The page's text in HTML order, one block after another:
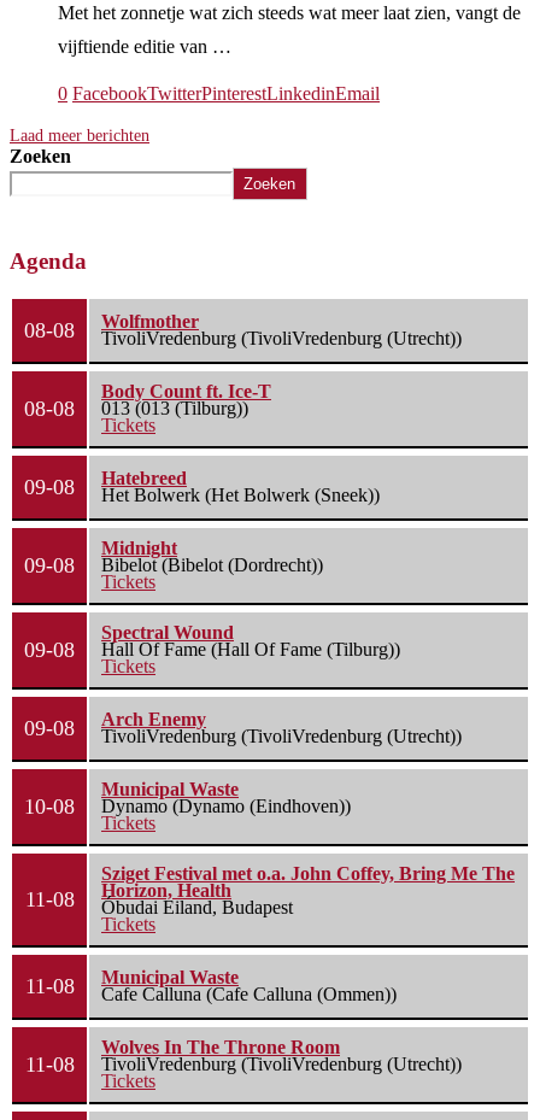
Met het zonnetje wat zich steeds wat meer laat zien, vangt de
vijftiende editie van …
0 FacebookTwitterPinterestLinkedinEmail
Laad meer berichten
Zoeken
Zoeken
Agenda
08-08
Wolfmother
TivoliVredenburg (TivoliVredenburg (Utrecht))
08-08
Body Count ft. Ice-T
013 (013 (Tilburg))
Tickets
09-08
Hatebreed
Het Bolwerk (Het Bolwerk (Sneek))
09-08
Midnight
Bibelot (Bibelot (Dordrecht))
Tickets
09-08
Spectral Wound
Hall Of Fame (Hall Of Fame (Tilburg))
Tickets
09-08
Arch Enemy
TivoliVredenburg (TivoliVredenburg (Utrecht))
10-08
Municipal Waste
Dynamo (Dynamo (Eindhoven))
Tickets
11-08
Sziget Festival met o.a. John Coffey, Bring Me The
Horizon, Health
Óbudai Eiland, Budapest
Tickets
11-08
Municipal Waste
Cafe Calluna (Cafe Calluna (Ommen))
11-08
Wolves In The Throne Room
TivoliVredenburg (TivoliVredenburg (Utrecht))
Tickets